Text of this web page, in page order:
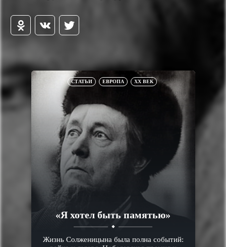
СТАТЬИ ЕВРОПА XX ВЕК
«Я хотел быть памятью»
Жизнь Солженицына была полна событий: